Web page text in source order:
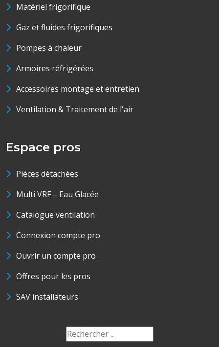
Matériel frigorifique
Gaz et fluides frigorifiques
Pompes à chaleur
Armoires réfrigérées
Accessoires montage et entretien
Ventilation & Traitement de l'air
Espace pros
Pièces détachées
Multi VRF – Eau Glacée
Catalogue ventilation
Connexion compte pro
Ouvrir un compte pro
Offres pour les pros
SAV installateurs